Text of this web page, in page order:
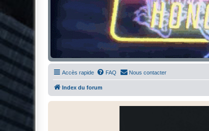
Accès rapide FAQ Nous contacter
Index du forum